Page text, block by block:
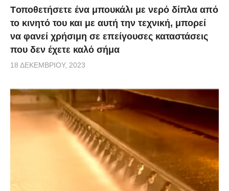
Tοποθετήσετε ένα μπουκάλι με νερό δίπλα από
το κινητό του και με αυτή την τεχνική, μπορεί
να φανεί χρήσιμη σε επείγουσες καταστάσεις
που δεν έχετε καλό σήμα
18 ΔΕΚΕΜΒΡΊΟΥ, 2023